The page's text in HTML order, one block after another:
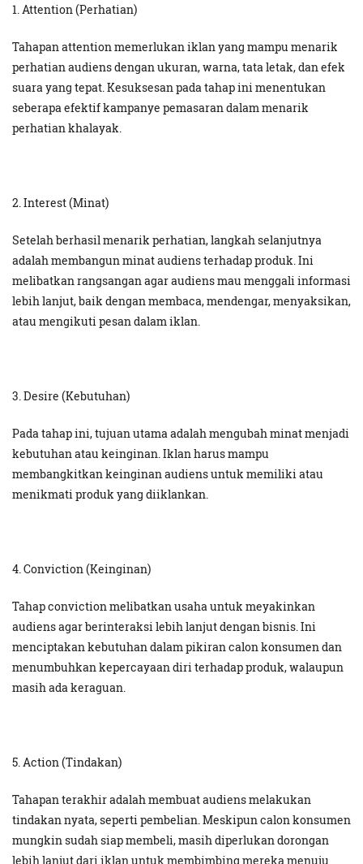
1. Attention (Perhatian)
Tahapan attention memerlukan iklan yang mampu menarik
perhatian audiens dengan ukuran, warna, tata letak, dan efek
suara yang tepat. Kesuksesan pada tahap ini menentukan
seberapa efektif kampanye pemasaran dalam menarik
perhatian khalayak.
2. Interest (Minat)
Setelah berhasil menarik perhatian, langkah selanjutnya
adalah membangun minat audiens terhadap produk. Ini
melibatkan rangsangan agar audiens mau menggali informasi
lebih lanjut, baik dengan membaca, mendengar, menyaksikan,
atau mengikuti pesan dalam iklan.
3. Desire (Kebutuhan)
Pada tahap ini, tujuan utama adalah mengubah minat menjadi
kebutuhan atau keinginan. Iklan harus mampu
membangkitkan keinginan audiens untuk memiliki atau
menikmati produk yang diiklankan.
4. Conviction (Keinginan)
Tahap conviction melibatkan usaha untuk meyakinkan
audiens agar berinteraksi lebih lanjut dengan bisnis. Ini
menciptakan kebutuhan dalam pikiran calon konsumen dan
menumbuhkan kepercayaan diri terhadap produk, walaupun
masih ada keraguan.
5. Action (Tindakan)
Tahapan terakhir adalah membuat audiens melakukan
tindakan nyata, seperti pembelian. Meskipun calon konsumen
mungkin sudah siap membeli, masih diperlukan dorongan
lebih lanjut dari iklan untuk membimbing mereka menuju